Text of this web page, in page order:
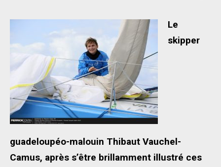
Le
skipper
guadeloupéo-malouin Thibaut Vauchel-
Camus, après s’être brillamment illustré ces